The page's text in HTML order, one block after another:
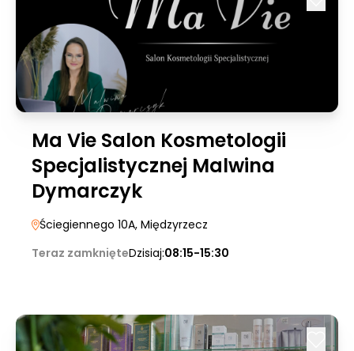
Ma Vie Salon Kosmetologii
Specjalistycznej Malwina
Dymarczyk
Ściegiennego 10A, Międzyrzecz
Teraz zamknięteDzisiaj:08:15-15:30